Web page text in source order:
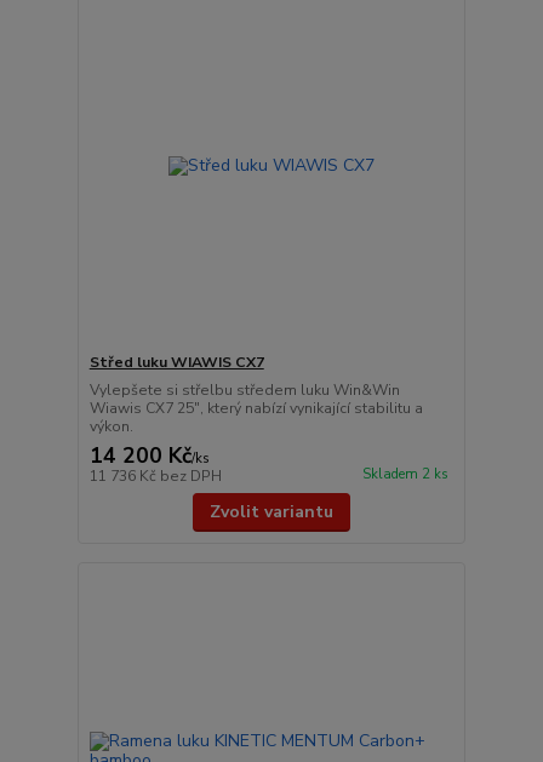
Střed luku WIAWIS CX7
Vylepšete si střelbu středem luku Win&Win
Wiawis CX7 25", který nabízí vynikající stabilitu a
výkon.
14 200 Kč/ks
11 736 Kč bez DPH Skladem 2 ks
Zvolit variantu